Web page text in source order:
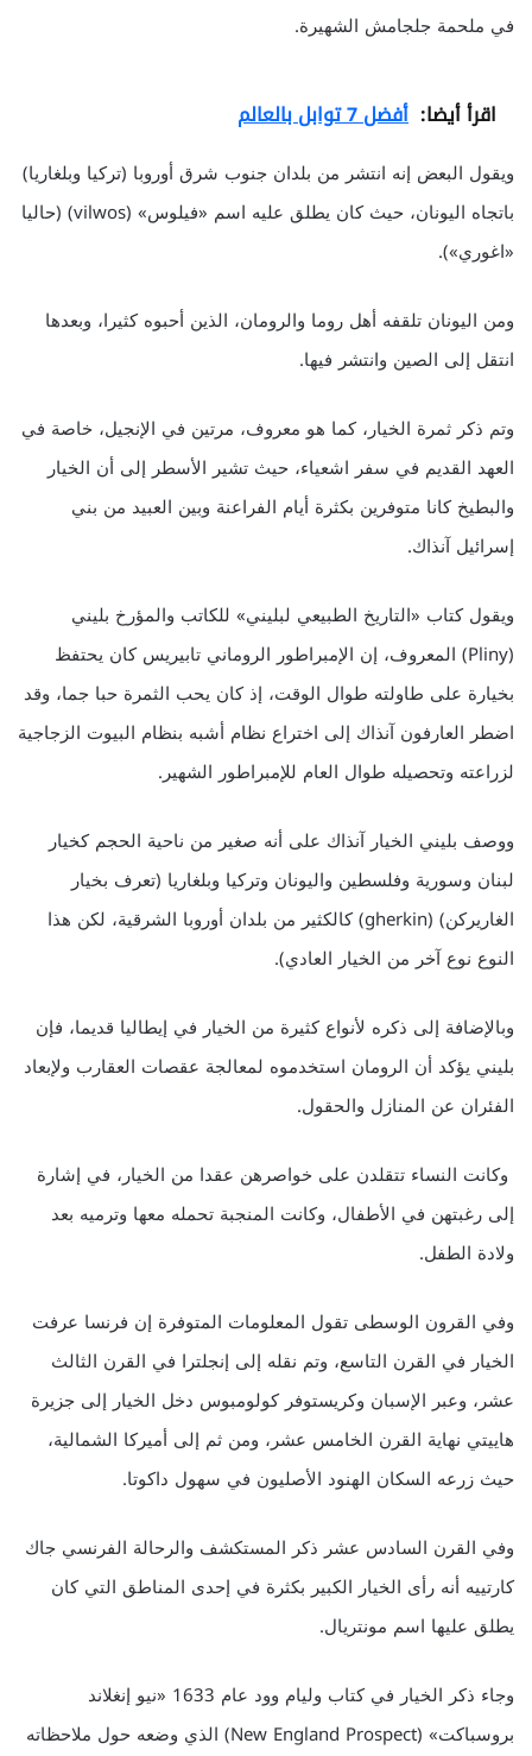
في ملحمة جلجامش الشهيرة.
اقرأ أيضا: أفضل 7 توابل بالعالم
ويقول البعض إنه انتشر من بلدان جنوب شرق أوروبا (تركيا وبلغاريا)
باتجاه اليونان، حيث كان يطلق عليه اسم «فيلوس» (vilwos) (حاليا
«اغوري»).
ومن اليونان تلقفه أهل روما والرومان، الذين أحبوه كثيرا، وبعدها
انتقل إلى الصين وانتشر فيها.
وتم ذكر ثمرة الخيار، كما هو معروف، مرتين في الإنجيل، خاصة في
العهد القديم في سفر اشعياء، حيث تشير الأسطر إلى أن الخيار
والبطيخ كانا متوفرين بكثرة أيام الفراعنة وبين العبيد من بني
إسرائيل آنذاك.
ويقول كتاب «التاريخ الطبيعي لبليني» للكاتب والمؤرخ بليني
(Pliny) المعروف، إن الإمبراطور الروماني تابيريس كان يحتفظ
بخيارة على طاولته طوال الوقت، إذ كان يحب الثمرة حبا جما، وقد
اضطر العارفون آنذاك إلى اختراع نظام أشبه بنظام البيوت الزجاجية
لزراعته وتحصيله طوال العام للإمبراطور الشهير.
ووصف بليني الخيار آنذاك على أنه صغير من ناحية الحجم كخيار
لبنان وسورية وفلسطين واليونان وتركيا وبلغاريا (تعرف بخيار
الغاريركن) (gherkin) كالكثير من بلدان أوروبا الشرقية، لكن هذا
النوع نوع آخر من الخيار العادي).
وبالإضافة إلى ذكره لأنواع كثيرة من الخيار في إيطاليا قديما، فإن
بليني يؤكد أن الرومان استخدموه لمعالجة عقصات العقارب ولإبعاد
الفئران عن المنازل والحقول.
وكانت النساء تتقلدن على خواصرهن عقدا من الخيار، في إشارة
إلى رغبتهن في الأطفال، وكانت المنجبة تحمله معها وترميه بعد
ولادة الطفل.
وفي القرون الوسطى تقول المعلومات المتوفرة إن فرنسا عرفت
الخيار في القرن التاسع، وتم نقله إلى إنجلترا في القرن الثالث
عشر، وعبر الإسبان وكريستوفر كولومبوس دخل الخيار إلى جزيرة
هاييتي نهاية القرن الخامس عشر، ومن ثم إلى أميركا الشمالية،
حيث زرعه السكان الهنود الأصليون في سهول داكوتا.
وفي القرن السادس عشر ذكر المستكشف والرحالة الفرنسي جاك
كارتييه أنه رأى الخيار الكبير بكثرة في إحدى المناطق التي كان
يطلق عليها اسم مونتريال.
وجاء ذكر الخيار في كتاب وليام وود عام 1633 «نيو إنغلاند
بروسباكت» (New England Prospect) الذي وضعه حول ملاحظاته